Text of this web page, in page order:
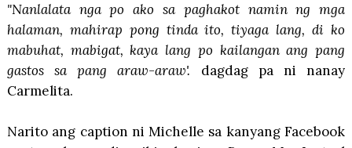
"Nanlalata nga po ako sa paghakot namin ng mga
halaman, mahirap pong tinda ito, tiyaga lang, di ko
mabuhat, mabigat, kaya lang po kailangan ang pang
gastos sa pang araw-araw'. dagdag pa ni nanay
Carmelita.
Narito ang caption ni Michelle sa kanyang Facebook